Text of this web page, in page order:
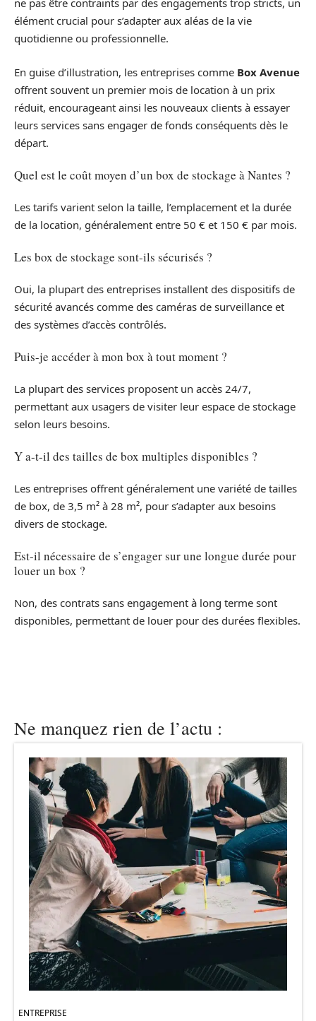
ne pas être contraints par des engagements trop stricts, un
élément crucial pour s’adapter aux aléas de la vie
quotidienne ou professionnelle.
En guise d’illustration, les entreprises comme Box Avenue
offrent souvent un premier mois de location à un prix
réduit, encourageant ainsi les nouveaux clients à essayer
leurs services sans engager de fonds conséquents dès le
départ.
Quel est le coût moyen d’un box de stockage à Nantes ?
Les tarifs varient selon la taille, l’emplacement et la durée
de la location, généralement entre 50 € et 150 € par mois.
Les box de stockage sont-ils sécurisés ?
Oui, la plupart des entreprises installent des dispositifs de
sécurité avancés comme des caméras de surveillance et
des systèmes d’accès contrôlés.
Puis-je accéder à mon box à tout moment ?
La plupart des services proposent un accès 24/7,
permettant aux usagers de visiter leur espace de stockage
selon leurs besoins.
Y a-t-il des tailles de box multiples disponibles ?
Les entreprises offrent généralement une variété de tailles
de box, de 3,5 m² à 28 m², pour s’adapter aux besoins
divers de stockage.
Est-il nécessaire de s’engager sur une longue durée pour
louer un box ?
Non, des contrats sans engagement à long terme sont
disponibles, permettant de louer pour des durées flexibles.
Ne manquez rien de l’actu :
ENTREPRISE